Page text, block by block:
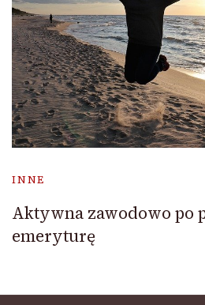
INNE
Aktywna zawodowo po
emeryturę